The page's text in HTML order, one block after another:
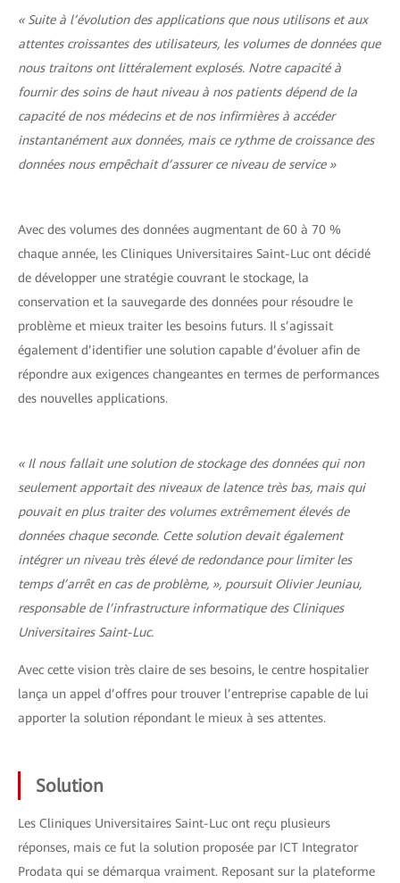
« Suite à l’évolution des applications que nous utilisons et aux
attentes croissantes des utilisateurs, les volumes de données que
nous traitons ont littéralement explosés. Notre capacité à
fournir des soins de haut niveau à nos patients dépend de la
capacité de nos médecins et de nos infirmières à accéder
instantanément aux données, mais ce rythme de croissance des
données nous empêchait d’assurer ce niveau de service »
Avec des volumes des données augmentant de 60 à 70 %
chaque année, les Cliniques Universitaires Saint-Luc ont décidé
de développer une stratégie couvrant le stockage, la
conservation et la sauvegarde des données pour résoudre le
problème et mieux traiter les besoins futurs. Il s’agissait
également d’identifier une solution capable d’évoluer afin de
répondre aux exigences changeantes en termes de performances
des nouvelles applications.
« Il nous fallait une solution de stockage des données qui non
seulement apportait des niveaux de latence très bas, mais qui
pouvait en plus traiter des volumes extrêmement élevés de
données chaque seconde. Cette solution devait également
intégrer un niveau très élevé de redondance pour limiter les
temps d’arrêt en cas de problème, », poursuit Olivier Jeuniau,
responsable de l’infrastructure informatique des Cliniques
Universitaires Saint-Luc.
Avec cette vision très claire de ses besoins, le centre hospitalier
lança un appel d’offres pour trouver l’entreprise capable de lui
apporter la solution répondant le mieux à ses attentes.
Solution
Les Cliniques Universitaires Saint-Luc ont reçu plusieurs
réponses, mais ce fut la solution proposée par ICT Integrator
Prodata qui se démarqua vraiment. Reposant sur la plateforme